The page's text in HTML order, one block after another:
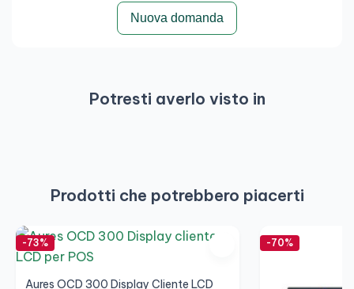
Nuova domanda
Potresti averlo visto in
Prodotti che potrebbero piacerti
-73%
Aures OCD 300 Display Cliente LCD
-70%